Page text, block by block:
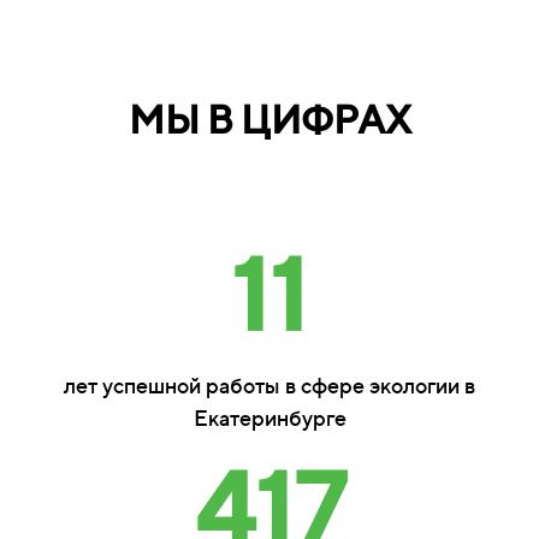
МЫ В ЦИФРАХ
11
лет успешной работы в сфере экологии в
Екатеринбурге
417